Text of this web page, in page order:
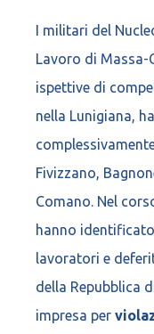
I militari del
Lavoro di Massa-
ispettive di
nella Lunigiana,
Fivizzano,
Comano. Nel
hanno
lavoratori e
della Repubblica
impresa per